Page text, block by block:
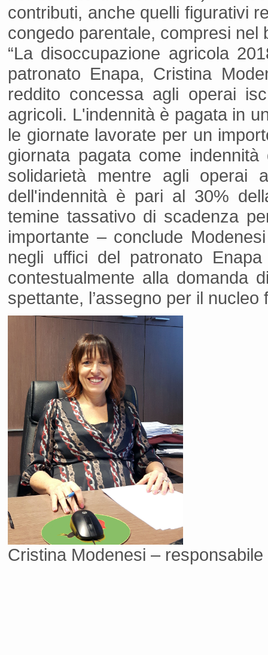
contributi, anche quelli figurativi
congedo parentale, compresi nel
“La disoccupazione agricola
patronato Enapa, Cristina
reddito concessa agli operai
agricoli. L'indennità è pagata in
le giornate lavorate per un
giornata pagata come
solidarietà mentre agli operai
dell'indennità è pari al 30%
temine tassativo di scadenza
importante – conclude
negli uffici del patronato
contestualmente alla domanda
spettante, l’assegno per il nucleo
Cristina Modenesi –